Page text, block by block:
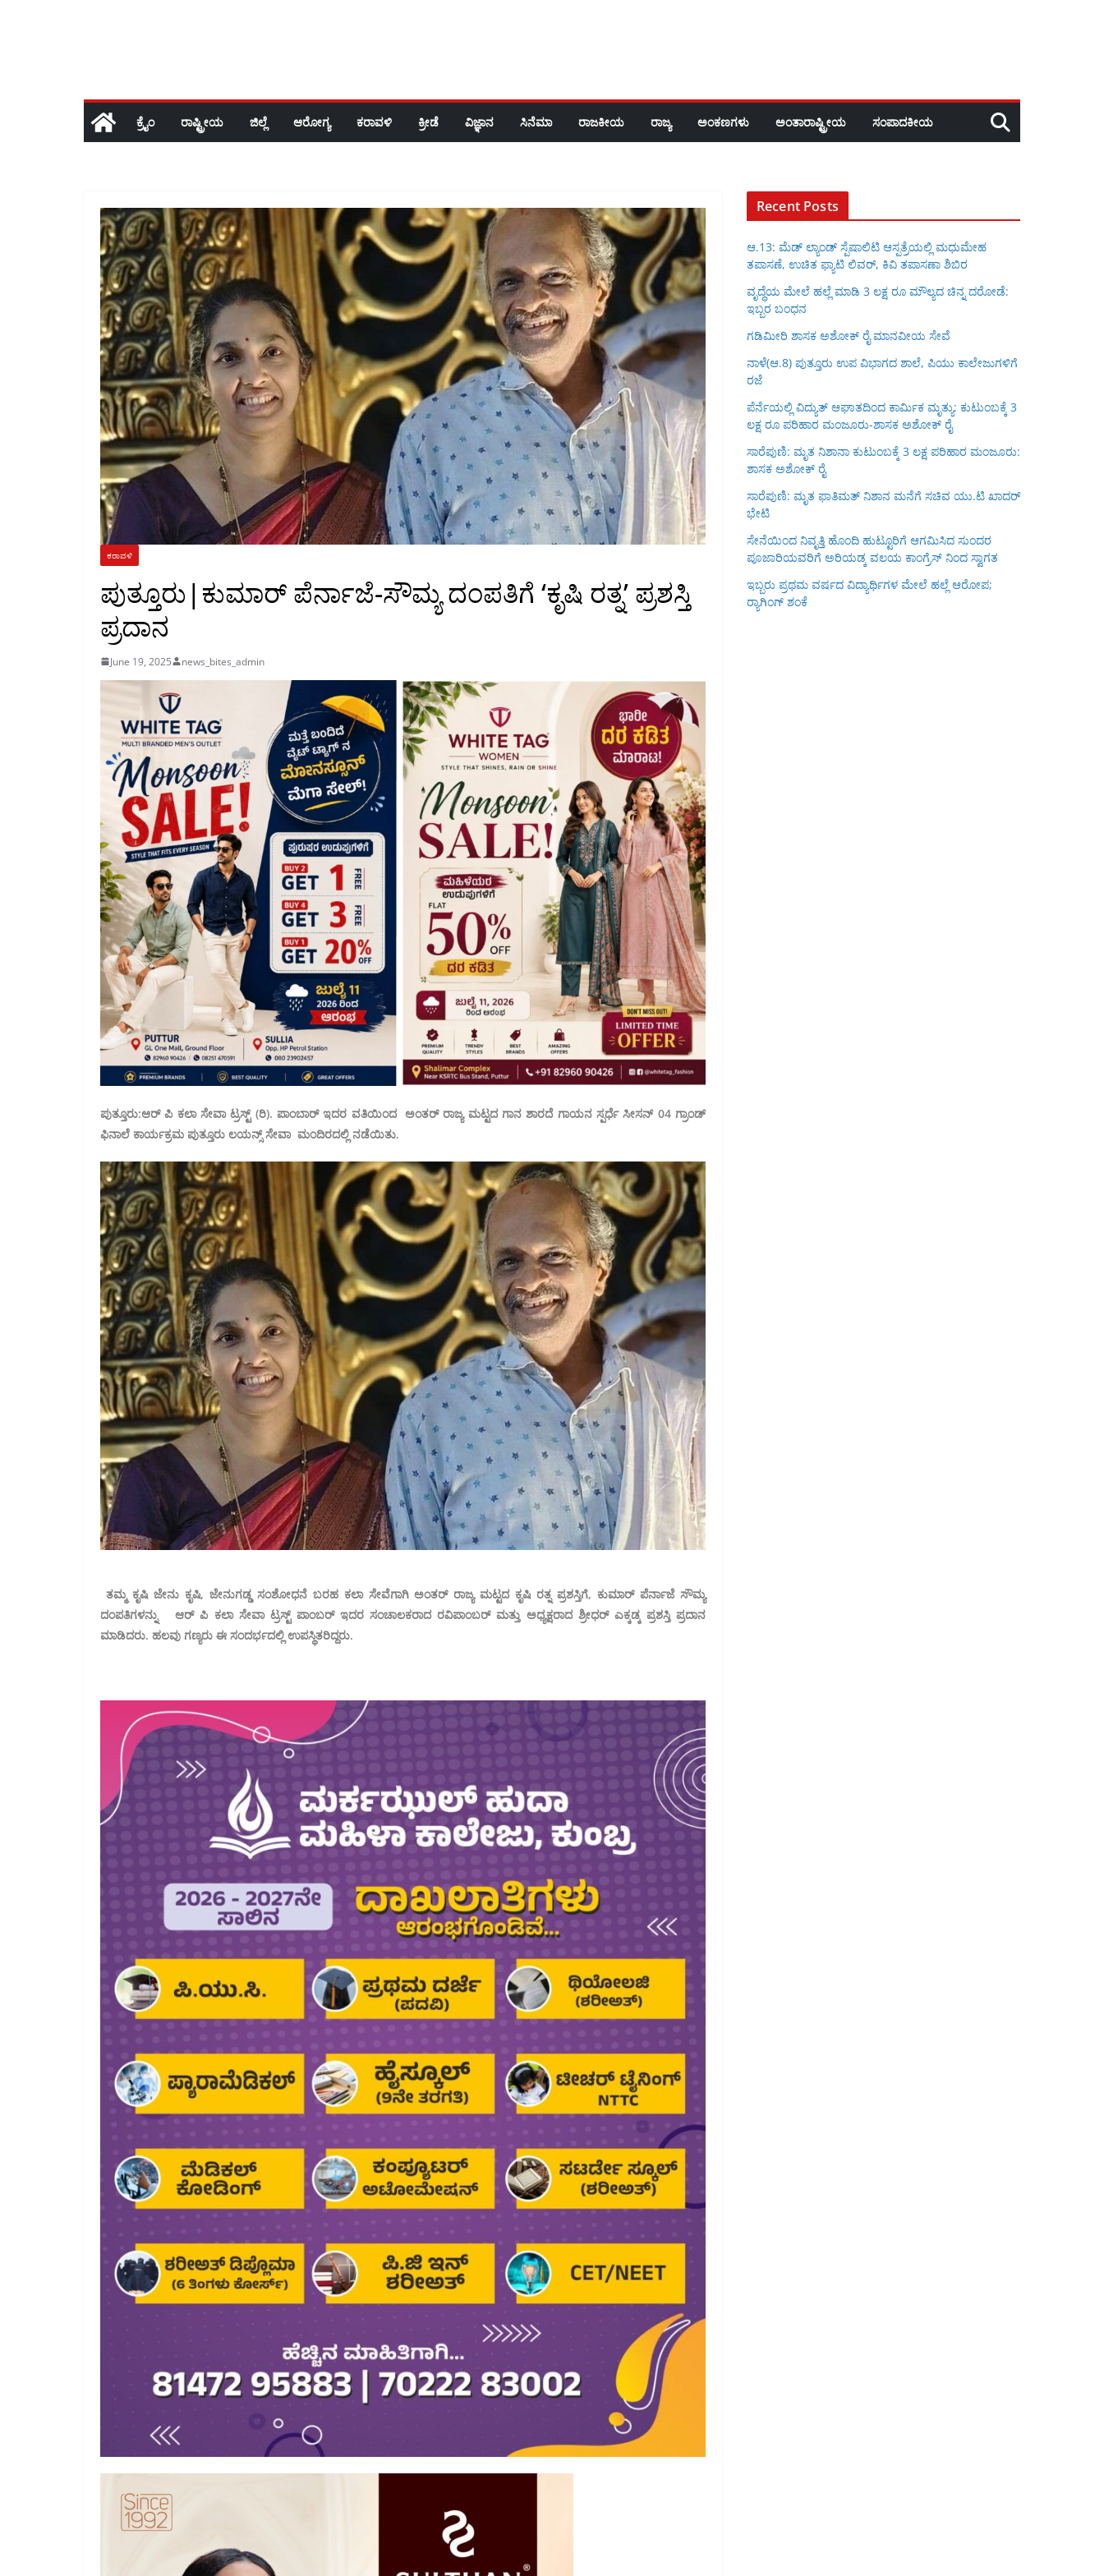
ಕ್ರೈಂ ರಾಷ್ಟ್ರೀಯ ಜಿಲ್ಲೆ ಆರೋಗ್ಯ ಕರಾವಳಿ ಕ್ರೀಡೆ ವಿಜ್ಞಾನ ಸಿನೆಮಾ ರಾಜಕೀಯ ರಾಜ್ಯ ಅಂಕಣಗಳು ಅಂತಾರಾಷ್ಟ್ರೀಯ ಸಂಪಾದಕೀಯ
ಕರಾವಳಿ
ಪುತ್ತೂರು|ಕುಮಾರ್ ಪೆರ್ನಾಜೆ-ಸೌಮ್ಯ ದಂಪತಿಗೆ ‘ಕೃಷಿ ರತ್ನ’ ಪ್ರಶಸ್ತಿ
ಪ್ರದಾನ
June 19, 2025 news_bites_admin
ಪುತ್ತೂರು:ಆರ್ ಪಿ ಕಲಾ ಸೇವಾ ಟ್ರಸ್ಟ್ (ರಿ). ಪಾಂಬಾರ್ ಇದರ ವತಿಯಿಂದ ಅಂತರ್ ರಾಜ್ಯ ಮಟ್ಟದ ಗಾನ ಶಾರದೆ ಗಾಯನ ಸ್ಪರ್ಧೆ ಸೀಸನ್ 04 ಗ್ರಾಂಡ್
ಫಿನಾಲೆ ಕಾರ್ಯಕ್ರಮ ಪುತ್ತೂರು ಲಯನ್ಸ್ ಸೇವಾ ಮಂದಿರದಲ್ಲಿ ನಡೆಯಿತು.
ತಮ್ಮ ಕೃಷಿ ಜೇನು ಕೃಷಿ, ಜೇನುಗಡ್ಡ ಸಂಶೋಧನೆ ಬರಹ ಕಲಾ ಸೇವೆಗಾಗಿ ಅಂತರ್ ರಾಜ್ಯ ಮಟ್ಟದ ಕೃಷಿ ರತ್ನ ಪ್ರಶಸ್ತಿಗೆ, ಕುಮಾರ್ ಪೆರ್ನಾಜೆ ಸೌಮ್ಯ
ದಂಪತಿಗಳನ್ನು ಆರ್ ಪಿ ಕಲಾ ಸೇವಾ ಟ್ರಸ್ಟ್ ಪಾಂಬರ್ ಇದರ ಸಂಚಾಲಕರಾದ ರವಿಪಾಂಬರ್ ಮತ್ತು ಅಧ್ಯಕ್ಷರಾದ ಶ್ರೀಧರ್ ಎಕ್ಕಡ್ಕ ಪ್ರಶಸ್ತಿ ಪ್ರದಾನ
ಮಾಡಿದರು. ಹಲವು ಗಣ್ಯರು ಈ ಸಂದರ್ಭದಲ್ಲಿ ಉಪಸ್ಥಿತರಿದ್ದರು.
Recent Posts
ಆ.13: ಮೆಡ್ ಲ್ಯಾಂಡ್ ಸ್ಪೆಷಾಲಿಟಿ ಆಸ್ಪತ್ರೆಯಲ್ಲಿ ಮಧುಮೇಹ
ತಪಾಸಣೆ, ಉಚಿತ ಫ್ಯಾಟಿ ಲಿವರ್, ಕಿವಿ ತಪಾಸಣಾ ಶಿಬಿರ
ವೃದ್ಧೆಯ ಮೇಲೆ ಹಲ್ಲೆ ಮಾಡಿ 3 ಲಕ್ಷ ರೂ ಮೌಲ್ಯದ ಚಿನ್ನ ದರೋಡೆ:
ಇಬ್ಬರ ಬಂಧನ
ಗಡಿಮೀರಿ ಶಾಸಕ ಅಶೋಕ್ ರೈ ಮಾನವೀಯ ಸೇವೆ
ನಾಳೆ(ಆ.8) ಪುತ್ತೂರು ಉಪ ವಿಭಾಗದ ಶಾಲೆ, ಪಿಯು ಕಾಲೇಜುಗಳಿಗೆ
ರಜೆ
ಪೆರ್ನೆಯಲ್ಲಿ ವಿದ್ಯುತ್ ಆಘಾತದಿಂದ ಕಾರ್ಮಿಕ ಮೃತ್ಯು: ಕುಟುಂಬಕ್ಕೆ 3
ಲಕ್ಷ ರೂ ಪರಿಹಾರ ಮಂಜೂರು-ಶಾಸಕ ಅಶೋಕ್ ರೈ
ಸಾರೆಪುಣಿ: ಮೃತ ನಿಶಾನಾ ಕುಟುಂಬಕ್ಕೆ 3 ಲಕ್ಷ ಪರಿಹಾರ ಮಂಜೂರು:
ಶಾಸಕ ಅಶೋಕ್ ರೈ
ಸಾರೆಪುಣಿ: ಮೃತ ಫಾತಿಮತ್ ನಿಶಾನ ಮನೆಗೆ ಸಚಿವ ಯು.ಟಿ ಖಾದರ್
ಭೇಟಿ
ಸೇನೆಯಿಂದ ನಿವೃತ್ತಿ ಹೊಂದಿ ಹುಟ್ಟೂರಿಗೆ ಆಗಮಿಸಿದ ಸುಂದರ
ಪೂಜಾರಿಯವರಿಗೆ ಅರಿಯಡ್ಕ ವಲಯ ಕಾಂಗ್ರೆಸ್ ನಿಂದ ಸ್ವಾಗತ
ಇಬ್ಬರು ಪ್ರಥಮ ವರ್ಷದ ವಿದ್ಯಾರ್ಥಿಗಳ ಮೇಲೆ ಹಲ್ಲೆ ಆರೋಪ;
ರ‍್ಯಾಗಿಂಗ್ ಶಂಕೆ